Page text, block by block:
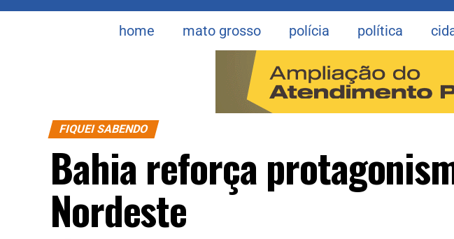
home mato grosso polícia política
FIQUEI SABENDO
Bahia reforça
Nordeste